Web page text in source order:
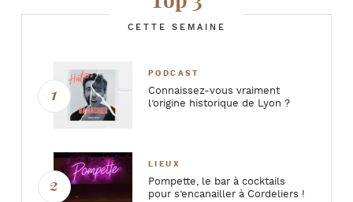
CETTE SEMAINE
PODCAST
Connaissez-vous vraiment
l’origine historique de Lyon ?
LIEUX
Pompette, le bar à cocktails
pour s’encanailler à Cordeliers !